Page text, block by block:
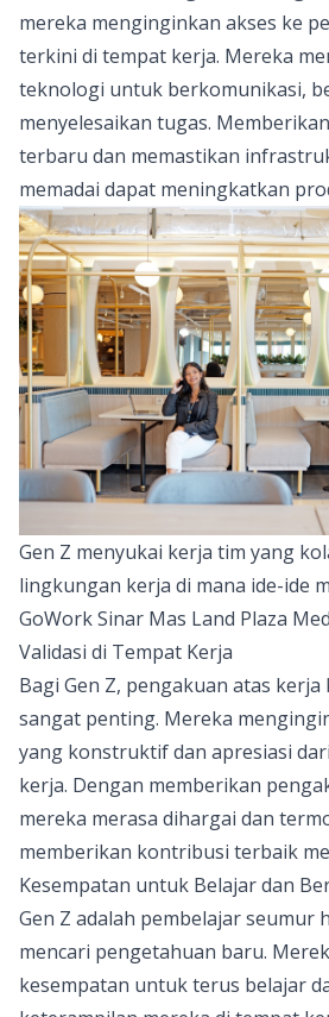
mereka menginginkan akses ke
terkini di tempat kerja. Mereka
teknologi untuk berkomunikasi,
menyelesaikan tugas.
terbaru dan memastikan
memadai dapat meningkatkan
Gen Z menyukai kerja tim yang
lingkungan kerja di mana ide-ide
GoWork Sinar Mas Land Plaza
Validasi di Tempat Kerja
Bagi Gen Z, pengakuan atas kerja
sangat penting. Mereka
yang konstruktif dan apresiasi
kerja. Dengan memberikan
mereka merasa dihargai dan
memberikan kontribusi terbaik
Kesempatan untuk Belajar dan
Gen Z adalah pembelajar seumur
mencari pengetahuan baru.
kesempatan untuk terus belajar